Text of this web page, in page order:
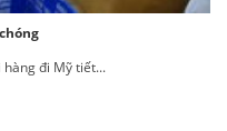
đi Mỹ tiết...